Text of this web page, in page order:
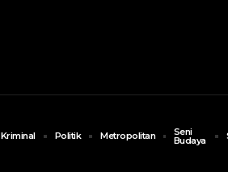
Kriminal Politik Metropolitan Seni
Budaya